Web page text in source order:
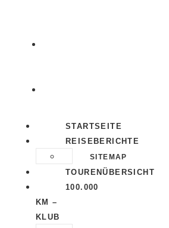
STARTSEITE
REISEBERICHTE
SITEMAP
TOURENÜBERSICHT
100.000
KM –
KLUB